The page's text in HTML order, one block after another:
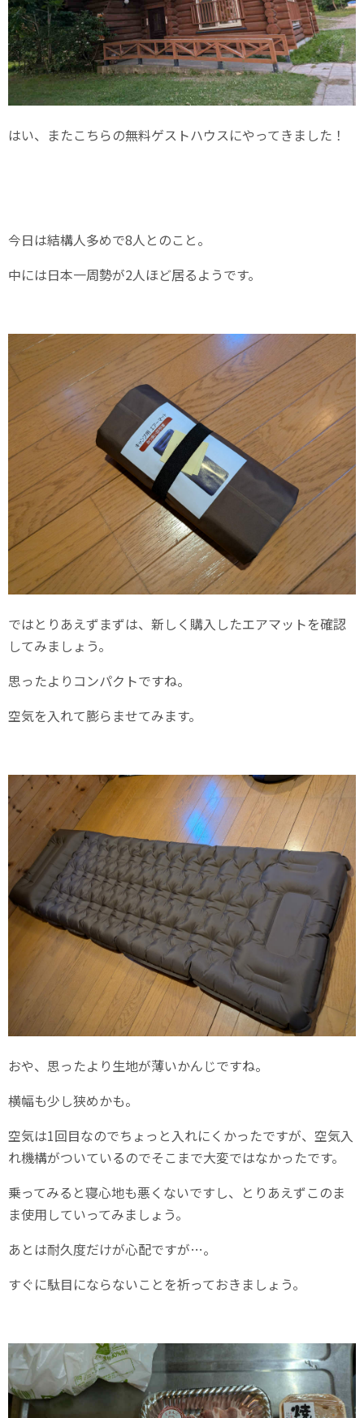
はい、またこちらの無料ゲストハウスにやってきました！
今日は結構人多めで8人とのこと。
中には日本一周勢が2人ほど居るようです。
ではとりあえずまずは、新しく購入したエアマットを確認
してみましょう。
思ったよりコンパクトですね。
空気を入れて膨らませてみます。
おや、思ったより生地が薄いかんじですね。
横幅も少し狭めかも。
空気は1回目なのでちょっと入れにくかったですが、空気入
れ機構がついているのでそこまで大変ではなかったです。
乗ってみると寝心地も悪くないですし、とりあえずこのま
ま使用していってみましょう。
あとは耐久度だけが心配ですが…。
すぐに駄目にならないことを祈っておきましょう。